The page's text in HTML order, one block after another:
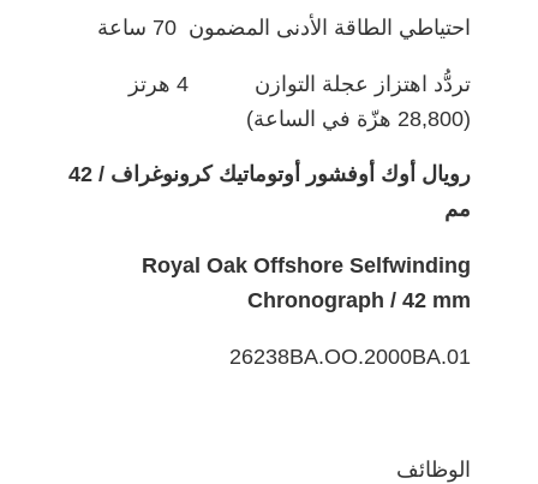
احتياطي الطاقة الأدنى المضمون 70 ساعة
تردُّد اهتزاز عجلة التوازن 4 هرتز
(28,800 هزّة في الساعة)
رويال أوك أوفشور أوتوماتيك كرونوغراف / 42
مم
Royal Oak Offshore Selfwinding
Chronograph / 42 mm
26238BA.OO.2000BA.01
الوظائف